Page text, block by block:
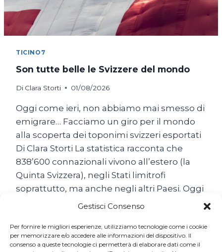
Gestisci Consenso
Per fornire le migliori esperienze, utilizziamo tecnologie come i cookie
per memorizzare e/o accedere alle informazioni del dispositivo. Il
consenso a queste tecnologie ci permetterà di elaborare dati come il
TICINO7
Son tutte belle le Svizzere del mondo
Di Clara Storti 01/08/2026
Oggi come ieri, non abbiamo mai smesso di
emigrare… Facciamo un giro per il mondo
alla scoperta dei toponimi svizzeri esportati
Di Clara Storti La statistica racconta che
838’600 connazionali vivono all’estero (la
Quinta Svizzera), negli Stati limitrofi
soprattutto, ma anche negli altri Paesi. Oggi
come ieri, non abbiamo mai smesso di
LEGGI TUTTOSON
TUTTE